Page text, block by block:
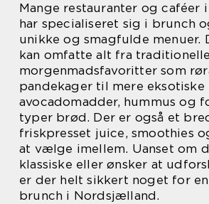
Mange restauranter og caféer
har specialiseret sig i brunch
unikke og smagfulde menuer.
kan omfatte alt fra traditionelle
morgenmadsfavoritter som
pandekager til mere eksotiske
avocadomadder, hummus og
typer brød. Der er også et
friskpresset juice, smoothies
at vælge imellem. Uanset om
klassiske eller ønsker at
er der helt sikkert noget for
brunch i Nordsjælland.